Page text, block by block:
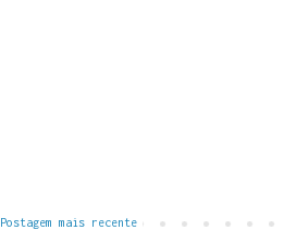
Postagem mais recente